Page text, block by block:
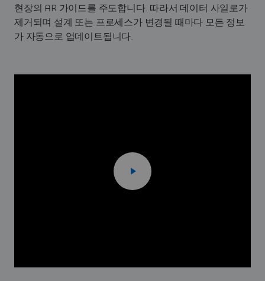
현장의 AR 가이드를 주도합니다. 따라서 데이터 사일로가
제거되며 설계 또는 프로세스가 변경될 때마다 모든 정보
가 자동으로 업데이트됩니다.